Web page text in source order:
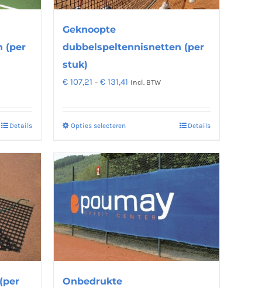
worden
(per
Details
Geknoopte
dubbelspeltennisnetten (per
stuk)
€ 107,21 - € 131,41 Prijsklasse:
Incl. BTW
Opties selecterenDit
heeft
meerdere
variaties.
Deze
kan
gekozen
Details
Onbedrukte